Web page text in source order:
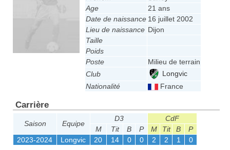
Age
21 ans
Date de naissance 16 juillet 2002
Lieu de naissance Dijon
Taille
Poids
Poste
Milieu de terrain
Club
Longvic
Nationalité
France
Carrière
Saison Equipe
D3
CdF
M
Tit B P M Tit B
P
2023-2024
Longvic 20 14 0 0 2 2 1 0